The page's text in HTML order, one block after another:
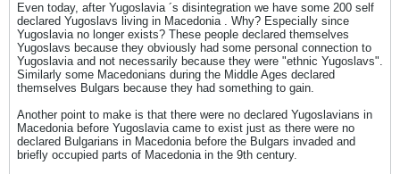
Even today, after Yugoslavia ´s disintegration we have some 200 self
declared Yugoslavs living in Macedonia . Why? Especially since
Yugoslavia no longer exists? These people declared themselves
Yugoslavs because they obviously had some personal connection to
Yugoslavia and not necessarily because they were "ethnic Yugoslavs".
Similarly some Macedonians during the Middle Ages declared
themselves Bulgars because they had something to gain.
Another point to make is that there were no declared Yugoslavians in
Macedonia before Yugoslavia came to exist just as there were no
declared Bulgarians in Macedonia before the Bulgars invaded and
briefly occupied parts of Macedonia in the 9th century.